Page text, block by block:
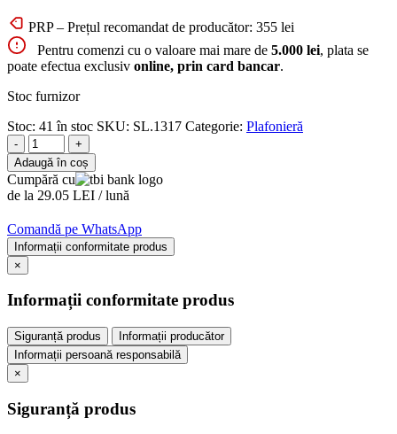
PRP – Prețul recomandat de producător: 355 lei
Pentru comenzi cu o valoare mai mare de 5.000 lei, plata se
poate efectua exclusiv online, prin card bancar.
Stoc furnizor
Stoc: 41 în stoc SKU: SL.1317 Categorie: Plafonieră
-
+
Adaugă în coș
Cumpără cu
de la 29.05 LEI / lună
Comandă pe WhatsApp
Informații conformitate produs
×
Informații conformitate produs
Siguranță produs
Informații producător
Informații persoană responsabilă
×
Siguranță produs